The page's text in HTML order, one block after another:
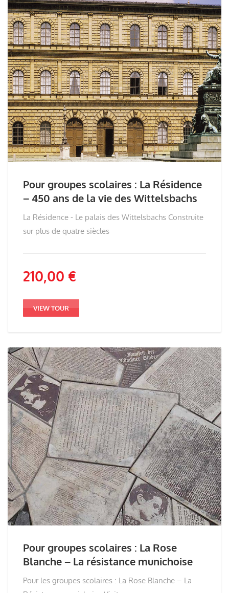
Pour groupes scolaires : La Résidence
– 450 ans de la vie des Wittelsbachs
La Résidence - Le palais des Wittelsbachs Construite
sur plus de quatre siècles
210,00 €
VIEW TOUR
Pour groupes scolaires : La Rose
Blanche – La résistance munichoise
Pour les groupes scolaires : La Rose Blanche – La